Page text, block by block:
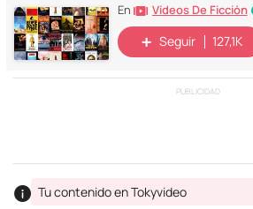
En Vídeos De Ficción
Seguir 127,1K
PUBLICIDAD
Tu contenido en Tokyvideo